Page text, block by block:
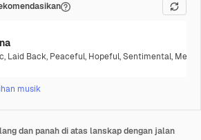
, Laid Back, Peaceful, Hopeful,Sentimental,
musik
dan panah di atas lanskap dengan jalan